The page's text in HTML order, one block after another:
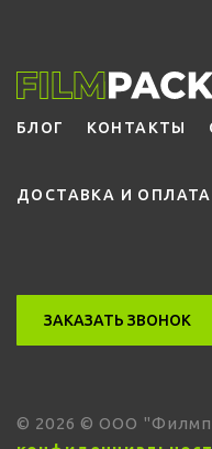
БЛОГ КОНТАКТЫ
ДОСТАВКА И ОПЛАТА
ЗАКАЗАТЬ ЗВОНОК
© 2026 © ООО